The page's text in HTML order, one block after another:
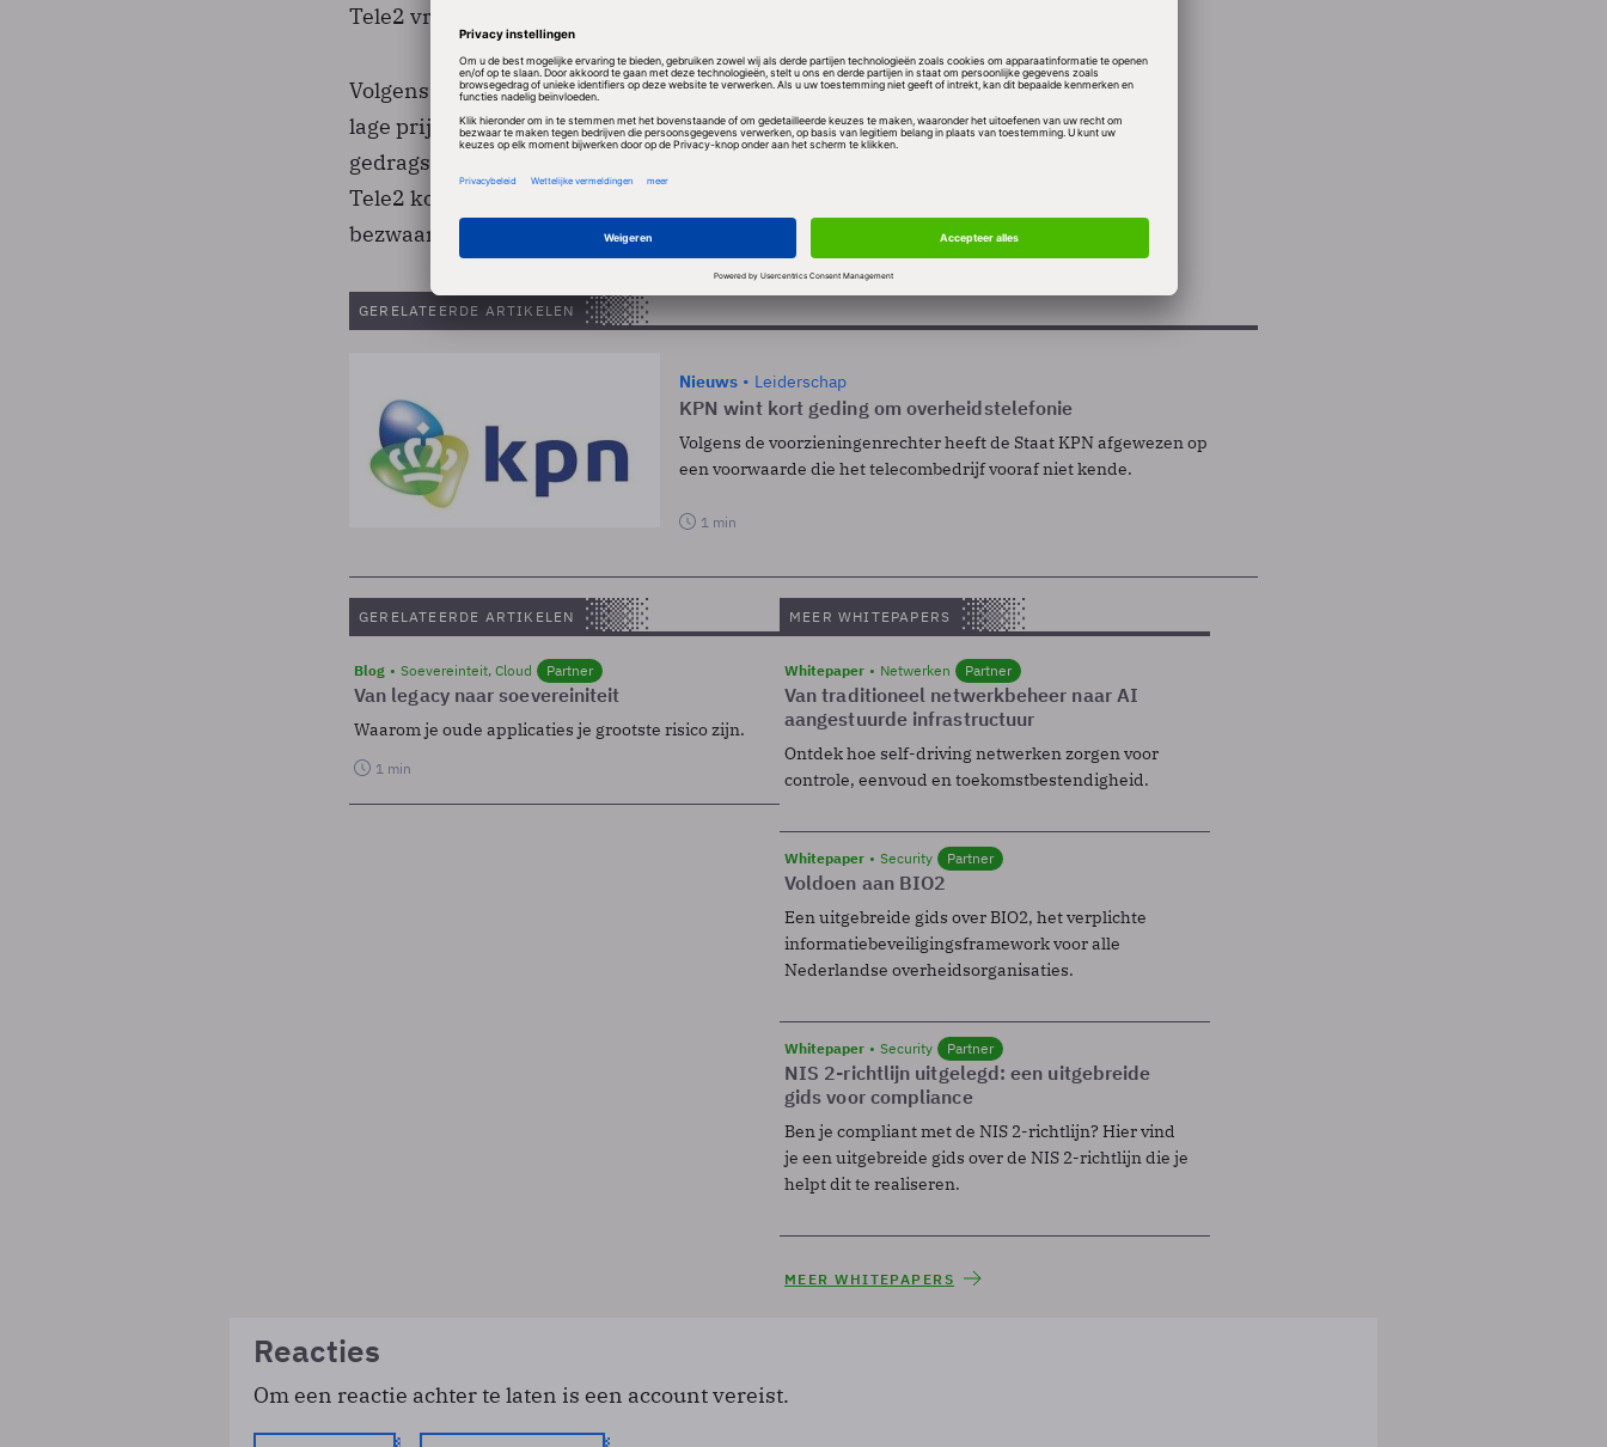
Tele2 vroeg de toezichthouder in 2016 KPN te onderzoeken.
Volgens het telecombedrijf had KPN bij de aanbesteding opzettelijk een te
lage prijs gerekend om de concurrentie de pas af te snijden. Dit zou tegen de
gedragsregels zijn. In maart vorig jaar veegde ACM de aanklacht van tafel.
Tele2 kon zich niet vinden in het oordeel van de toezichthouder en maakte
bezwaar.
GERELATEERDE ARTIKELEN
Nieuws Leiderschap
KPN wint kort geding om overheidstelefonie
Volgens de voorzieningenrechter heeft de Staat KPN afgewezen op
een voorwaarde die het telecombedrijf vooraf niet kende.
1 min
GERELATEERDE ARTIKELEN
Blog Soevereinteit, Cloud Partner
Van legacy naar soevereiniteit
Waarom je oude applicaties je grootste risico zijn.
1 min
MEER WHITEPAPERS
Whitepaper Netwerken Partner
Van traditioneel netwerkbeheer naar AI
aangestuurde infrastructuur
Ontdek hoe self-driving netwerken zorgen voor
controle, eenvoud en toekomstbestendigheid.
Whitepaper Security Partner
Voldoen aan BIO2
Een uitgebreide gids over BIO2, het verplichte
informatiebeveiligingsframework voor alle
Nederlandse overheidsorganisaties.
Whitepaper Security Partner
NIS 2-richtlijn uitgelegd: een uitgebreide
gids voor compliance
Ben je compliant met de NIS 2-richtlijn? Hier vind
je een uitgebreide gids over de NIS 2-richtlijn die je
helpt dit te realiseren.
MEER WHITEPAPERS
Reacties
Om een reactie achter te laten is een account vereist.